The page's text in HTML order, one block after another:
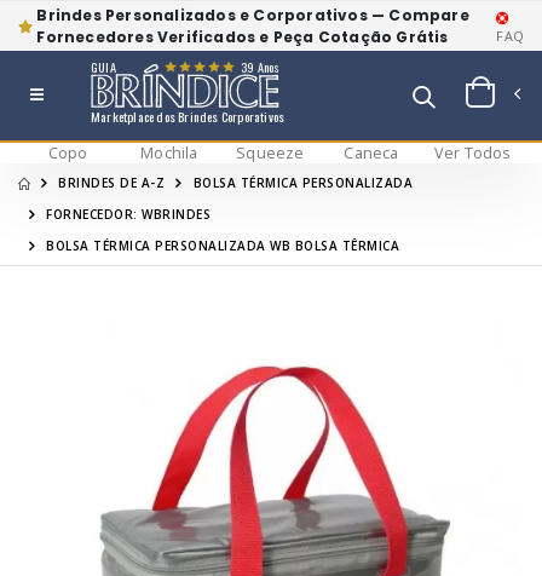
Brindes Personalizados e Corporativos — Compare
Fornecedores Verificados e Peça Cotação Grátis
FAQ
Marketplace dos Brindes Corporativos
GUIA 39 Anos
Copo Mochila Squeeze Caneca Ver Todos
BRINDES DE A-Z
BOLSA TÉRMICA PERSONALIZADA
FORNECEDOR: WBRINDES
BOLSA TÉRMICA PERSONALIZADA WB BOLSA TÊRMICA